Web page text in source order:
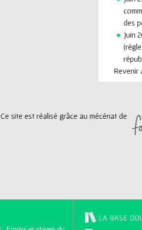
des
Juin
Revenir
Ce site est réalisé grâce au mécénat de
LA BASE